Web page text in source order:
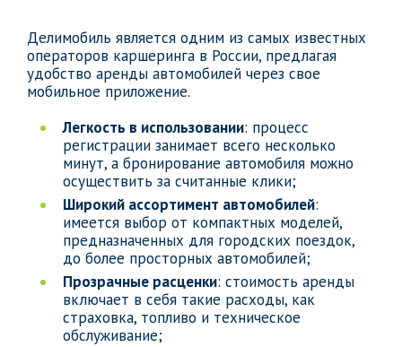
Делимобиль является одним из самых известных
операторов каршеринга в России, предлагая
удобство аренды автомобилей через свое
мобильное приложение.
Легкость в использовании: процесс
регистрации занимает всего несколько
минут, а бронирование автомобиля можно
осуществить за считанные клики;
Широкий ассортимент автомобилей:
имеется выбор от компактных моделей,
предназначенных для городских поездок,
до более просторных автомобилей;
Прозрачные расценки: стоимость аренды
включает в себя такие расходы, как
страховка, топливо и техническое
обслуживание;